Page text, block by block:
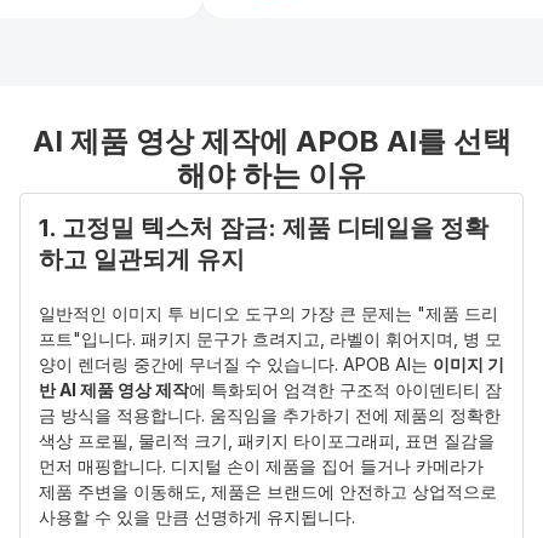
AI 제품 영상 제작에 APOB AI를 선택
해야 하는 이유
1. 고정밀 텍스처 잠금: 제품 디테일을 정확
하고 일관되게 유지
일반적인 이미지 투 비디오 도구의 가장 큰 문제는 "제품 드리
프트"입니다. 패키지 문구가 흐려지고, 라벨이 휘어지며, 병 모
양이 렌더링 중간에 무너질 수 있습니다. APOB AI는 이미지 기
반 AI 제품 영상 제작에 특화되어 엄격한 구조적 아이덴티티 잠
금 방식을 적용합니다. 움직임을 추가하기 전에 제품의 정확한
색상 프로필, 물리적 크기, 패키지 타이포그래피, 표면 질감을
먼저 매핑합니다. 디지털 손이 제품을 집어 들거나 카메라가
제품 주변을 이동해도, 제품은 브랜드에 안전하고 상업적으로
사용할 수 있을 만큼 선명하게 유지됩니다.